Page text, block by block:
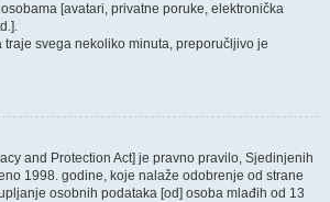
[avatari, privatne poruke, elektronička
svega nekoliko minuta, preporučljivo je
and Protection Act] je pravno pravilo, Sjedinjenih
1998. godine, koje nalaže odobrenje od strane
osobnih podataka [od] osoba mlađih od 13